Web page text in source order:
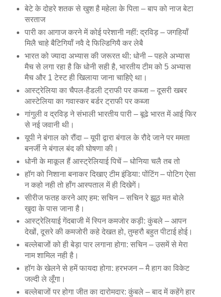
बेटे के दोहरे शतक से खुश है महेला के पिता – बाप को नाज बेटा
सरताज
पारी का आगाज करने में कोई परेशानी नहीं: द्रविड़ – जगहियॉं
मिलै चाहे बैटिगियॉं नवै दे फिल्डिगियै कर लेबै
भारत को ज्यादा अभ्यास की जरूरत थी: धोनी – पहले अभ्‍यास
मैच से लगा रहा है कि धोनी सही है, भारतीय टीम को 5 अभ्‍यास
मैच और 1 टेस्‍ट ही खिलाया जाना चाहिऐ था।
आस्ट्रेलिया का चैपल-हैडली ट्राफी पर कब्जा – दूसरी खबर
आस्‍टेलिया का गवास्‍कर बर्डर ट्राफी पर कब्‍जा
गांगुली व द्रविड़ ने संभाली भारतीय पारी – बूढे भारत में आई फिर
से नई जवानी थी।
यूपी ने बंगाल को रौंदा – यूपी द्वारा बंगाल के रौदे जाने पर ममता
बनर्जी ने बंगाल बंद की घोषणा की।
धोनी के माकूल हैं आस्ट्रेलियाई पिचें – धोनिया चलै तब तो
हॉग को निशाना बनाकर दिखाए टीम इंडिया: पोंटिंग – पोटिग ऐसा
न कहो नही तो हॉंग आस्‍पताल में ही दिखेगें।
सीरीज फतह करने आए हम: सचिन – सचिन रे झूठ मत बोले
खुदा के पास जाना है।
आस्ट्रेलियाई गेंदबाजी में स्पिन कमजोर कड़ी: कुंबले – आपन
देखों, दूसरे की कमजोरी कहे देखत हो, तुम्‍हरौ बहुत पीटाई होई।
बल्लेबाजों को ही बेड़ा पार लगाना होगा: सचिन – उसमें से मेरा
नाम शामिल नही है।
हॉग के खेलने से हमें फायदा होगा: हरभजन – मै हाग का विकेट
जल्‍दी ले लूँगा।
बल्लेबाजों पर होगा जीत का दारोमदार: कुंबले – बाद में कहेंगे हार